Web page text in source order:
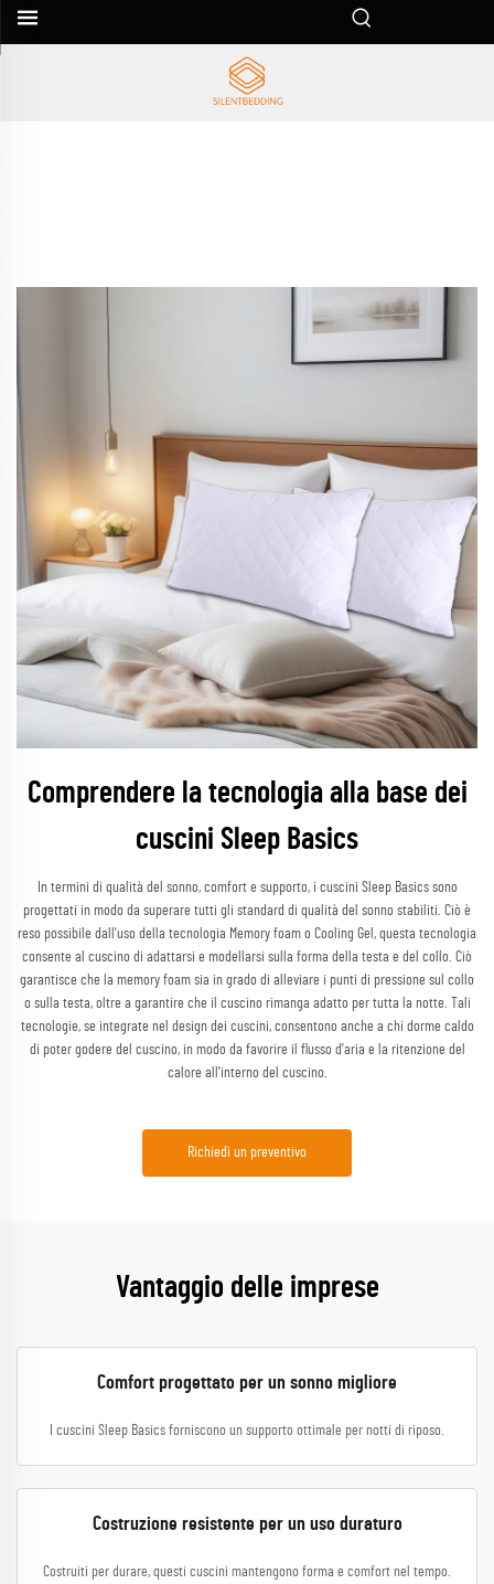
Comprendere la tecnologia alla base dei
cuscini Sleep Basics
In termini di qualità del sonno, comfort e supporto, i cuscini Sleep Basics sono
progettati in modo da superare tutti gli standard di qualità del sonno stabiliti. Ciò è
reso possibile dall'uso della tecnologia Memory foam o Cooling Gel, questa tecnologia
consente al cuscino di adattarsi e modellarsi sulla forma della testa e del collo. Ciò
garantisce che la memory foam sia in grado di alleviare i punti di pressione sul collo
o sulla testa, oltre a garantire che il cuscino rimanga adatto per tutta la notte. Tali
tecnologie, se integrate nel design dei cuscini, consentono anche a chi dorme caldo
di poter godere del cuscino, in modo da favorire il flusso d'aria e la ritenzione del
calore all'interno del cuscino.
Richiedi un preventivo
Vantaggio delle imprese
Comfort progettato per un sonno migliore
I cuscini Sleep Basics forniscono un supporto ottimale per notti di riposo.
Costruzione resistente per un uso duraturo
Costruiti per durare, questi cuscini mantengono forma e comfort nel tempo.